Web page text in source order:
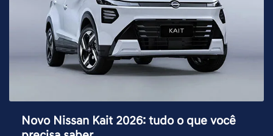
Novo Nissan Kait 2026: tudo o que você